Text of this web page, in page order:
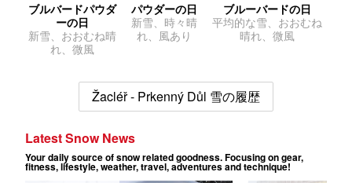
ブルバードパウダ
ーの日
新雪、おおむね晴
れ、微風
パウダーの日
新雪、時々晴
れ、風あり
ブルーバードの日
平均的な雪、おおむね
晴れ、微風
Žacléř - Prkenný Důl 雪の履歴